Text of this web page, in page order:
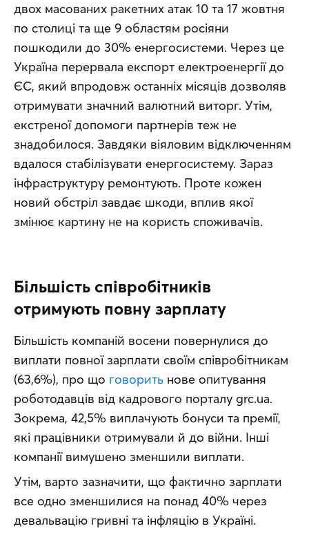
двох масованих ракетних атак 10 та 17 жовтня
по столиці та ще 9 областям росіяни
пошкодили до 30% енергосистеми. Через це
Україна перервала експорт електроенергії до
ЄС, який впродовж останніх місяців дозволяв
отримувати значний валютний виторг. Утім,
екстреної допомоги партнерів теж не
знадобилося. Завдяки віяловим відключенням
вдалося стабілізувати енергосистему. Зараз
інфраструктуру ремонтують. Проте кожен
новий обстріл завдає шкоди, вплив якої
змінює картину не на користь споживачів.
Більшість співробітників
отримують повну зарплату
Більшість компаній восени повернулися до
виплати повної зарплати своїм співробітникам
(63,6%), про що говорить нове опитування
роботодавців від кадрового порталу grc.ua.
Зокрема, 42,5% виплачують бонуси та премії,
які працівники отримували й до війни. Інші
компанії вимушено зменшили виплати.
Утім, варто зазначити, що фактично зарплати
все одно зменшилися на понад 40% через
девальвацію гривні та інфляцію в Україні.